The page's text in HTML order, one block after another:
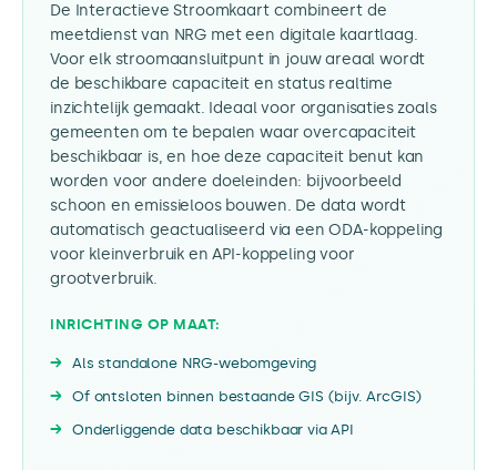
De Interactieve Stroomkaart combineert de
meetdienst van NRG met een digitale kaartlaag.
Voor elk stroomaansluitpunt in jouw areaal wordt
de beschikbare capaciteit en status realtime
inzichtelijk gemaakt. Ideaal voor organisaties zoals
gemeenten om te bepalen waar overcapaciteit
beschikbaar is, en hoe deze capaciteit benut kan
worden voor andere doeleinden: bijvoorbeeld
schoon en emissieloos bouwen. De data wordt
automatisch geactualiseerd via een ODA-koppeling
voor kleinverbruik en API-koppeling voor
grootverbruik.
INRICHTING OP MAAT:
Als standalone NRG-webomgeving
Of ontsloten binnen bestaande GIS (bijv. ArcGIS)
Onderliggende data beschikbaar via API